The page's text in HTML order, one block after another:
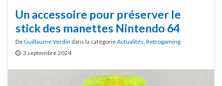
Un accessoire pour préserver le
stick des manettes Nintendo 64
DeGuillaume Verdin dans la catégorieActualités, Retrogaming
3 septembre 2024